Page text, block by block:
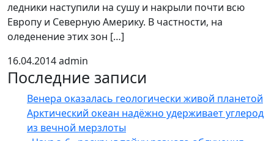
ледники наступили на сушу и накрыли почти всю
Европу и Северную Америку. В частности, на
оледенение этих зон […]
16.04.2014admin
Последние записи
Венера оказалась геологически живой планетой
Арктический океан надёжно удерживает углерод
из вечной мерзлоты